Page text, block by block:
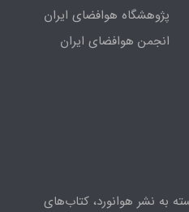
پژوهشگاه هوافضای ایران
انجمن هوافضای ایران
به نشر هوانورد، کتاب‌های